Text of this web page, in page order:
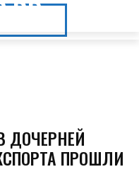
ДОЧЕРНЕЙ
ПРОШЛИ